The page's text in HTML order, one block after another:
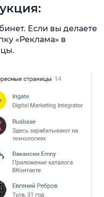
Если вы делаете
«Реклама» в